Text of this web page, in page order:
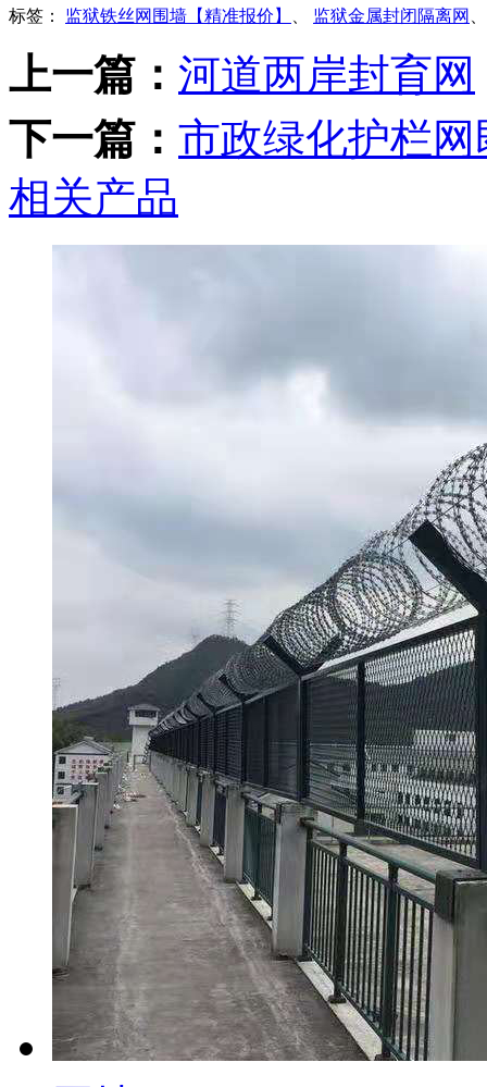
标签： 监狱铁丝网围墙【精准报价】 监狱金属封闭隔离网
上一篇： 河道两岸封育网
下一篇： 市政绿化护栏
相关产品